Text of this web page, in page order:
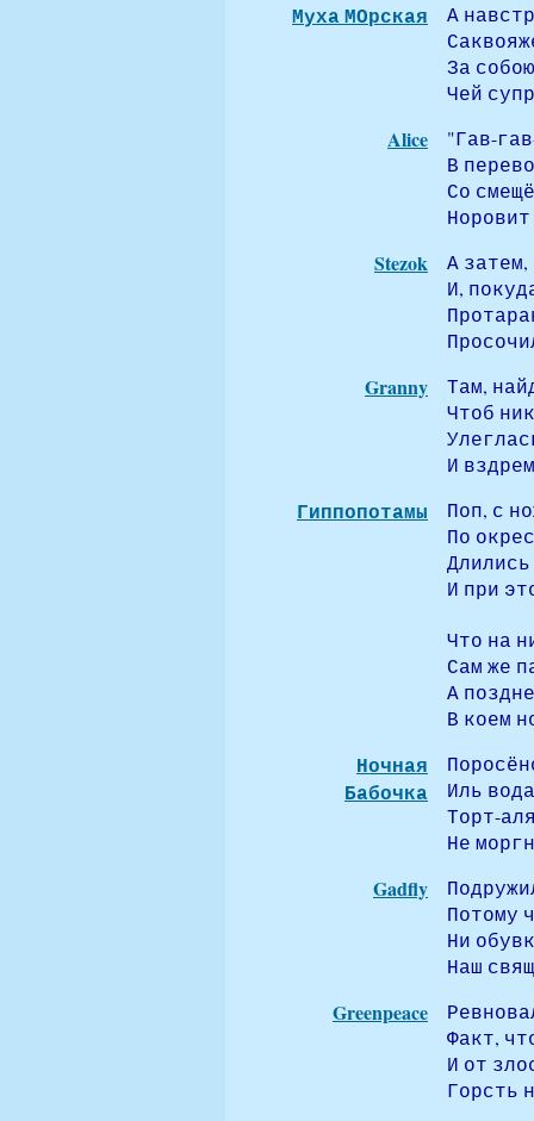
Муха МОрская
А
За
Чей
Alice
"Гав-
В
Со
Stezok
А
И,
Granny
Там,
Чтоб
И
Гиппопотамы
Поп, с
По
И при
Что на
Сам же
А
В коем
Ночная
Бабочка
Иль
Торт-
Не
Gadfly
Потому
Ни
Наш
Greenpeace
Факт,
И от
Горсть